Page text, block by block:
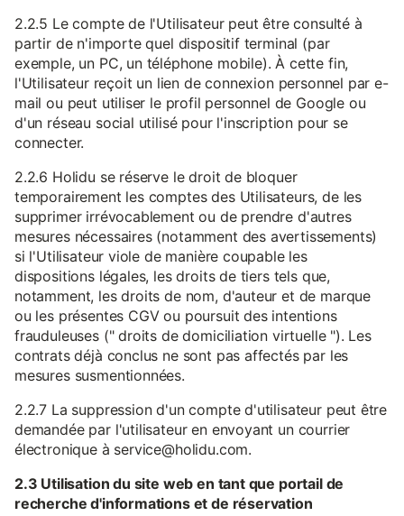
2.2.5 Le compte de l'Utilisateur peut être consulté à
partir de n'importe quel dispositif terminal (par
exemple, un PC, un téléphone mobile). À cette fin,
l'Utilisateur reçoit un lien de connexion personnel par e-
mail ou peut utiliser le profil personnel de Google ou
d'un réseau social utilisé pour l'inscription pour se
connecter.
2.2.6 Holidu se réserve le droit de bloquer
temporairement les comptes des Utilisateurs, de les
supprimer irrévocablement ou de prendre d'autres
mesures nécessaires (notamment des avertissements)
si l'Utilisateur viole de manière coupable les
dispositions légales, les droits de tiers tels que,
notamment, les droits de nom, d'auteur et de marque
ou les présentes CGV ou poursuit des intentions
frauduleuses (" droits de domiciliation virtuelle "). Les
contrats déjà conclus ne sont pas affectés par les
mesures susmentionnées.
2.2.7 La suppression d'un compte d'utilisateur peut être
demandée par l'utilisateur en envoyant un courrier
électronique à service@holidu.com.
2.3 Utilisation du site web en tant que portail de
recherche d'informations et de réservation